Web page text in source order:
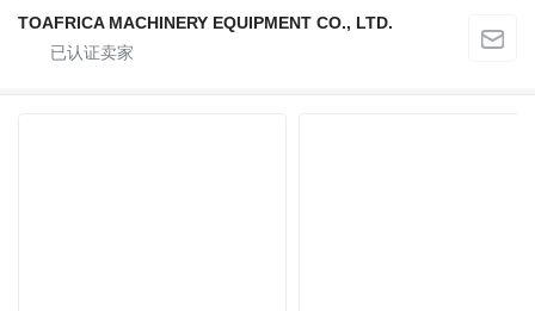
TOAFRICA MACHINERY EQUIPMENT CO., LTD.